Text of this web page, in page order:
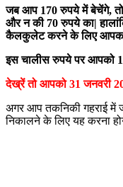
जब आप 170 रुपये में बेचेंगे, तो
और न की 70 रुपये का|
कैलकुलेट करने के लिए आपका
इस चालीस रुपये पर आपको
देख्रें तो आपको 31 जनवरी
अगर आप तकनिकी गहराई में
निकालने के लिए यह करना